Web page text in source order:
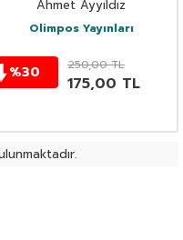
Ahmet Ayyıldız
Olimpos Yayınları
%30 250,00TL
175,00 TL